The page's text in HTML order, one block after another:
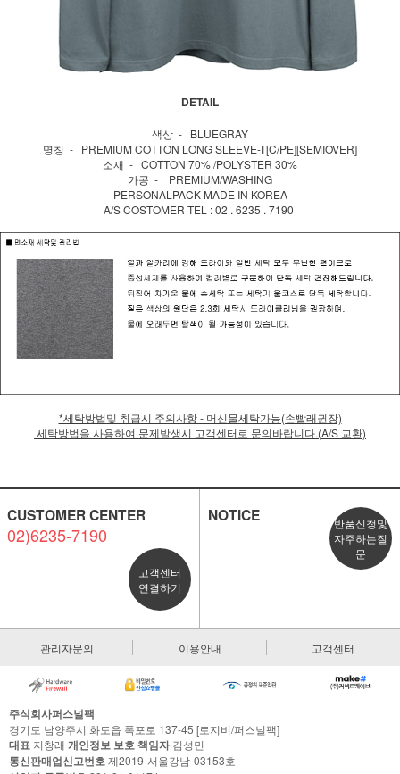
DETAIL
색상 - BLUEGRAY
명칭 - PREMIUM COTTON LONG SLEEVE-T[C/PE][SEMIOVER]
소재 - COTTON 70% /POLYSTER 30%
가공 - PREMIUM/WASHING
PERSONALPACK MADE IN KOREA
A/S COSTOMER TEL : 02 . 6235 . 7190
*세탁방법및 취급시 주의사항 - 머신물세탁가능(손빨래권장)
세탁방법을 사용하여 문제발생시 고객센터로 문의바랍니다.(A/S 교환)
CUSTOMER CENTER
02)6235-7190
고객센터
연결하기
NOTICE
반품신청및
자주하는질
문
관리자문의 이용안내 고객센터
주식회사퍼스널팩
경기도 남양주시 화도읍 폭포로 137-45 [로지비/퍼스널팩]
대표 지창래 개인정보 보호 책임자김성민
통신판매업신고번호 제2019-서울강남-03153호